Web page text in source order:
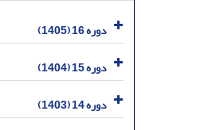
دوره 16 (1405)
دوره 15 (1404)
دوره 14 (1403)